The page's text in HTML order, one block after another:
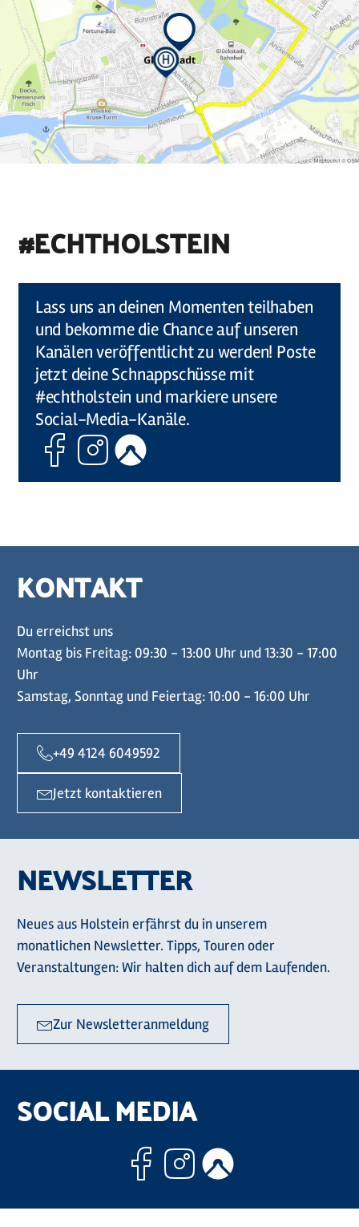
#ECHTHOLSTEIN
Lass uns an deinen Momenten teilhaben
und bekomme die Chance auf unseren
Kanälen veröffentlicht zu werden! Poste
jetzt deine Schnappschüsse mit
#echtholstein und markiere unsere
Social-Media-Kanäle.
FacebookInstagram
Komoot
KONTAKT
Du erreichst uns
Montag bis Freitag: 09:30 - 13:00 Uhr und 13:30 - 17:00
Uhr
Samstag, Sonntag und Feiertag: 10:00 - 16:00 Uhr
+49 4124 6049592
Jetzt kontaktieren
NEWSLETTER
Neues aus Holstein erfährst du in unserem
monatlichen Newsletter. Tipps, Touren oder
Veranstaltungen: Wir halten dich auf dem Laufenden.
Zur Newsletteranmeldung
SOCIAL MEDIA
Facebook
Instagram